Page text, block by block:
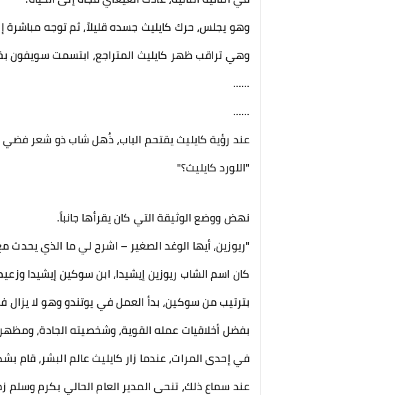
وهو يجلس، حرك كايليث جسده قليلاً، ثم توجه مباشرة
وهي تراقب ظهر كايليث المتراجع، ابتسمت سويفون
……
……
عند رؤية كايليث يقتحم الباب، ذُهل شاب ذو شعر
"اللورد كايليث؟"
نهض ووضع الوثيقة التي كان يقرأها جانباً.
"ريوزين، أيها الوغد الصغير – اشرح لي ما الذي يحدث
كان اسم الشاب ريوزين إيشيدا، ابن سوكين إيشيدا
بترتيب من سوكين، بدأ العمل في يوتندو وهو لا يزال
بفضل أخلاقيات عمله القوية، وشخصيته الجادة،
في إحدى المرات، عندما زار كايليث عالم البشر، قام
عند سماع ذلك، تنحى المدير العام الحالي بكرم وسلم